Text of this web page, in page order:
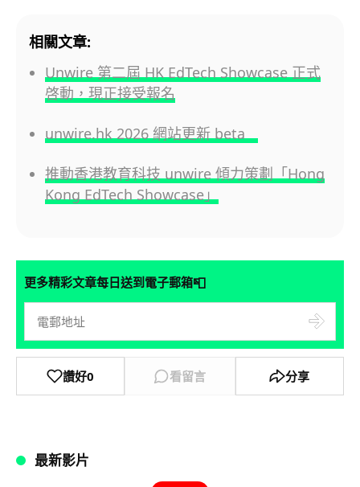
相關文章:
Unwire 第二屆 HK EdTech Showcase 正式
啓動，現正接受報名
unwire.hk 2026 網站更新 beta
推動香港教育科技 unwire 傾力策劃「Hong
Kong EdTech Showcase」
更多精彩文章每日送到電子郵箱📮
讚好0 看留言 分享
最新影片